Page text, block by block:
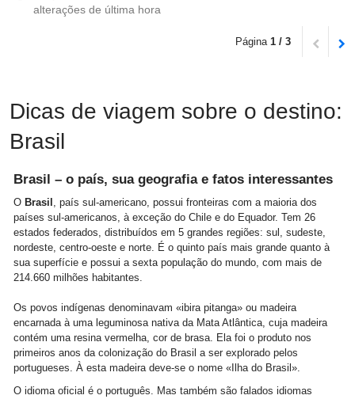
alterações de última hora
Página 1 / 3
Dicas de viagem sobre o destino:
Brasil
Brasil – o país, sua geografia e fatos interessantes
O Brasil
, país sul-americano, possui fronteiras com a maioria dos
países sul-americanos, à exceção do Chile e do Equador. Tem 26
estados federados, distribuídos em 5 grandes regiões: sul, sudeste,
nordeste, centro-oeste e norte. É o quinto país mais grande quanto à
sua superfície e possui a sexta população do mundo, com mais de
214.660 milhões habitantes.
Os povos indígenas denominavam «ibira pitanga» ou madeira
encarnada à uma leguminosa nativa da Mata Atlântica, cuja madeira
contém uma resina vermelha, cor de brasa. Ela foi o produto nos
primeiros anos da colonização do Brasil a ser explorado pelos
portugueses. À esta madeira deve-se o nome «Ilha do Brasil».
O idioma oficial é o português. Mas também são falados idiomas